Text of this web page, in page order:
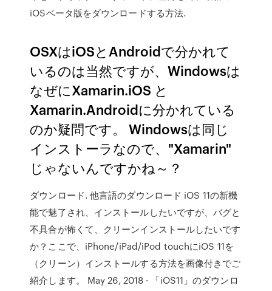
iOSベータ版をダウンロードする方法.
OSXはiOSとAndroidで分かれて
いるのは当然ですが、Windowsは
なぜにXamarin.iOS と
Xamarin.Androidに分かれている
のか疑問です。 Windowsは同じ
インストーラなので、"Xamarin"
じゃないんですかね～？
ダウンロード. 他言語のダウンロード iOS 11の新機
能で魅了され、インストールしたいですが、バグと
不具合が怖くて、クリーンインストールしたいです
か？ここで、iPhone/iPad/iPod touchにiOS 11を
（クリーン）インストールする方法を画像付きでご
紹介します。 May 26, 2018 · 「iOS11」のダウンロ